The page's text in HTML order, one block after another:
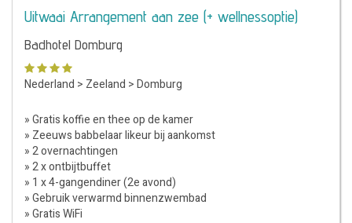
Uitwaai Arrangement aan zee (+ wellnessoptie)
Badhotel Domburg
Nederland > Zeeland >Domburg
» Gratis koffie en thee op de kamer
» Zeeuws babbelaar likeur bij aankomst
» 2 overnachtingen
» 2 x ontbijtbuffet
» 1 x 4-gangendiner (2e avond)
» Gebruik verwarmd binnenzwembad
» Gratis WiFi